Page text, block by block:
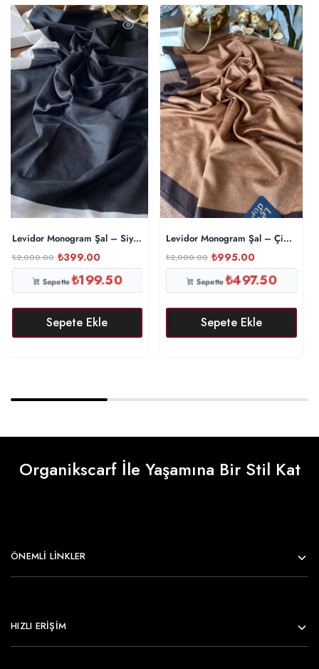
Levidor Monogram Şal – Siyah
₺2,000.00 ₺399.00
Sepette₺199.50
Sepete Ekle
Levidor Monogram Şal – Çikolata
₺2,000.00 ₺995.00
Sepette₺497.50
Sepete Ekle
Organikscarf İle Yaşamına Bir Stil Kat
ÖNEMLI LINKLER
HIZLI ERİŞİM